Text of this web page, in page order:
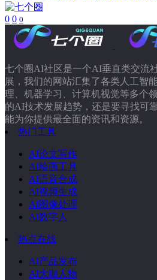
0 0 0
七个圈AI社区是一个AI垂直类交流
展，我们的网站汇集了各类人工智
理、机器学习、计算机视觉等多个
的AI技术发展趋势，还是要寻找可
能为你提供最全面的资讯和资源。
热门工具
AI论文写作
AI绘画工具
AI语音合成
AI视频生成
AI图像处理
AI数字人
热点在线
AI产品发布
AI大咖人物